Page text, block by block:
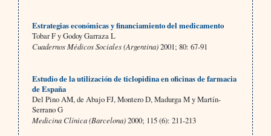
Estrategias económicas y financiamiento del medicamento
Tobar F y Godoy Garraza L
Cuadernos Médicos Sociales (Argentina)2001; 80: 67-91
Estudio de la utilización de ticlopidina en oficinas de farmacia
de España
Del Pino AM, de Abajo FJ, Montero D, Madurga M y Martín-
Serrano G
Medicina Clínica (Barcelona)2000; 115 (6): 211-213